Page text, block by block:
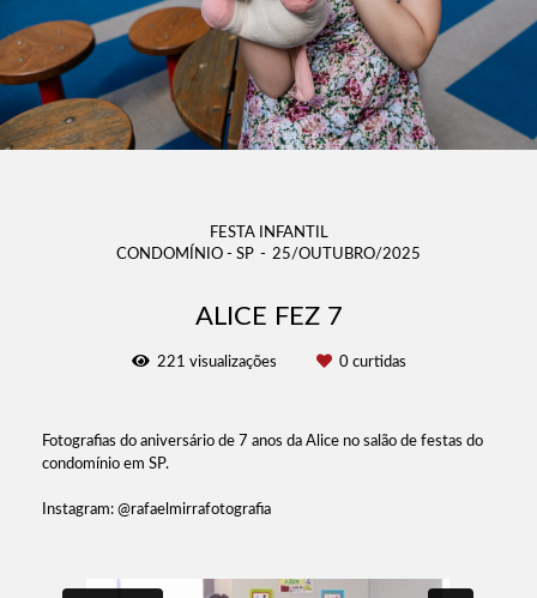
FESTA INFANTIL
CONDOMÍNIO - SP
25/OUTUBRO/2025
ALICE FEZ 7
221 visualizações 0curtidas
Fotografias do aniversário de 7 anos da Alice no salão de festas do
condomínio em SP.
Instagram: @rafaelmirrafotografia